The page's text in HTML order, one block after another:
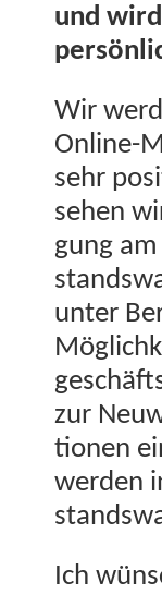
und
Wir
Online-
sehr
sehen
gung
unter
zur
tio­nen
wer­den
Ich